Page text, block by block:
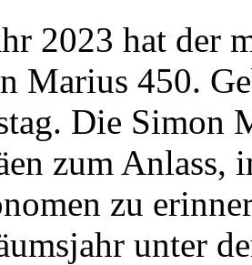
2023 hat der
Marius 450.
Die Simon
zum Anlass,
zu
unter